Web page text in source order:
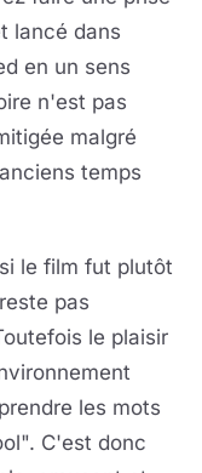
lancé dans
en un sens
n'est pas
malgré
temps
le film fut plutôt
pas
le plaisir
les mots
C'est donc